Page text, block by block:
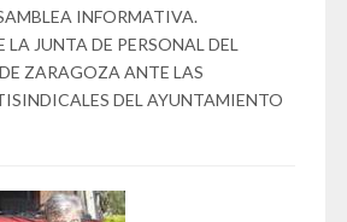
INFORMATIVA.
JUNTA DE PERSONAL DEL
ZARAGOZA ANTE LAS
DEL AYUNTAMIENTO